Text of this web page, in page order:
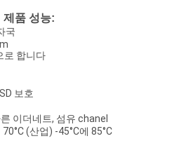
제품 성능:
국
로 합니다
보호
이더네트, 섬유 chanel
(산업) -45°C에 85°C